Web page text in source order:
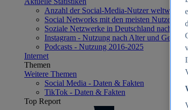
Anzahl der Social-Media-Nutzer weltweit
Social Networks mit den meisten Nutzern
Soziale Netzwerke in Deutschland nach
Instagram - Nutzung nach Alter und
Podcasts - Nutzung 2016-2025
Internet
Themen
Weitere Themen
Social Media - Daten & Fakten
TikTok - Daten & Fakten
Top Report